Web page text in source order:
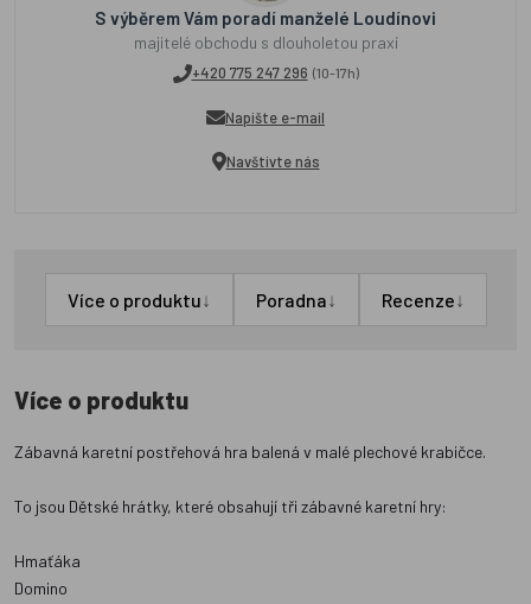
S výběrem Vám poradí manželé Loudínovi
majitelé obchodu s dlouholetou praxí
+420 775 247 296 (10-17h)
Napište e-mail
Navštivte nás
Více o produktu↓ Poradna↓ Recenze↓
Více o produktu
Zábavná karetní postřehová hra balená v malé plechové krabičce.
To jsou Dětské hrátky, které obsahují tři zábavné karetní hry:
Hmaťáka
Domino